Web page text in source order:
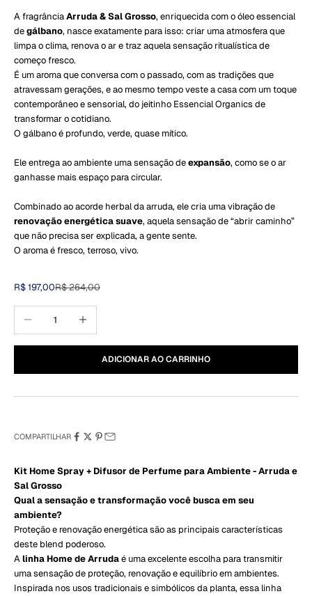
A fragrânciaArruda & Sal Grosso, enriquecida com o óleo essencial
degálbano, nasce exatamente para isso: criar uma atmosfera que
limpa o clima, renova o ar e traz aquela sensação ritualística de
começo fresco.
É um aroma que conversa com o passado, com as tradições que
atravessam gerações, e ao mesmo tempo veste a casa com um toque
contemporâneo e sensorial, do jeitinho Essencial Organics de
transformar o cotidiano.
O gálbano é profundo, verde, quase mítico.
Ele entrega ao ambiente uma sensação deexpansão, como se o ar
ganhasse mais espaço para circular.
Combinado ao acorde herbal da arruda, ele cria uma vibração de
renovação energética suave, aquela sensação de “abrir caminho”
que não precisa ser explicada, a gente sente.
O aroma é fresco, terroso, vivo.
Preço promocional
R$ 197,00Preço normal
R$ 264,00
ADICIONAR AO CARRINHO
COMPARTILHAR
Kit Home Spray + Difusor de Perfume para Ambiente - Arruda e
Sal Grosso
Qual a sensação e transformação você busca em seu
ambiente?
Proteção e renovação energética são as principais características
deste blend poderoso.
Alinha Home de Arrudaé uma excelente escolha para transmitir
uma sensação de proteção, renovação e equilíbrio em ambientes.
Inspirada nos usos tradicionais e simbólicos da planta, essa linha